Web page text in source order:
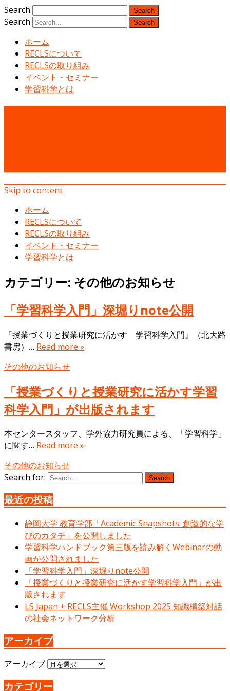
Search
Search
ホーム
RECLSについて
RECLSの取り組み
イベント・セミナー
学習科学とは
Skip to content
ホーム
RECLSについて
RECLSの取り組み
イベント・セミナー
学習科学とは
カテゴリー: その他のお知らせ
「学習科学入門」深堀りnote公開
『授業づくりと授業研究に活かす 学習科学入門』（北大路
書房）… Read more »
その他のお知らせ
「授業づくりと授業研究に活かす学習
科学入門」が出版されます
本センタースタッフ、学外協力研究員による、「学習科学」
に関す… Read more »
その他のお知らせ
Search for:
Search
最近の投稿
静岡大学 教育学部「Academic Snapshots: 創造的な学
びのカタチ」を公開しました
学習科学ハンドブック第三版を読み解くWebinarの動
画が公開されました
「学習科学入門」深堀りnote公開
「授業づくりと授業研究に活かす学習科学入門」が出
版されます
LS Japan + RECLS主催 Workshop 2025 知識構築対話
の社会ネットワーク分析
アーカイブ
アーカイブ
カテゴリー